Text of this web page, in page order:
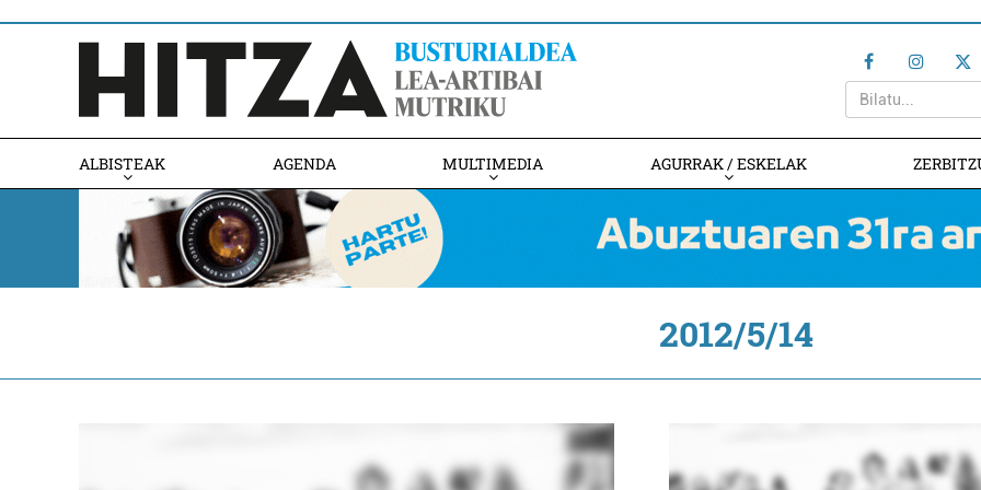
ALBISTEAK AGENDA MULTIMEDIA AGURRAK / ESKELAK
2012/5/14